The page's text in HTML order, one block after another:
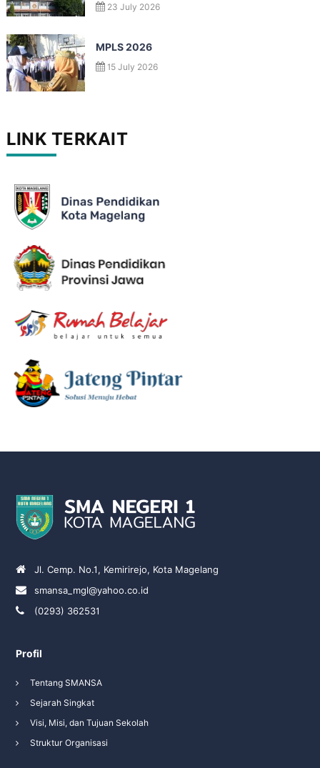
23 July 2026
MPLS 2026
15 July 2026
LINK TERKAIT
Jl. Cemp. No.1, Kemirirejo, Kota Magelang
smansa_mgl@yahoo.co.id
(0293) 362531
Profil
Tentang SMANSA
Sejarah Singkat
Visi, Misi, dan Tujuan Sekolah
Struktur Organisasi